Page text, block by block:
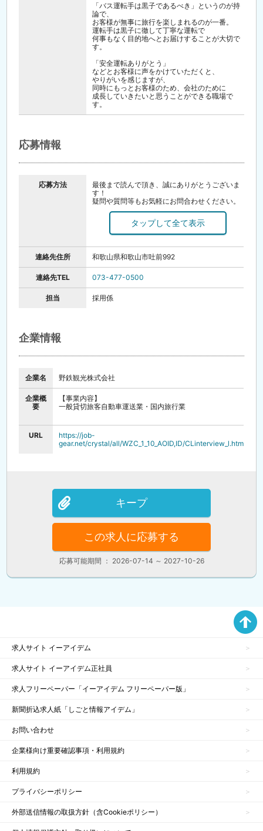
「バス運転手は黒子であるべき」というのが持
論で、
お客様が無事に旅行を楽しまれるのが一番。
運転手は黒子に徹して丁寧な運転で
何事もなく目的地へとお届けすることが大切で
す。
「安全運転ありがとう」
などとお客様に声をかけていただくと、
やりがいを感じますが、
同時にもっとお客様のため、会社のために
成長していきたいと思うことができる職場で
す。
応募情報
応募方法
最後まで読んで頂き、誠にありがとうございま
す！
疑問や質問等もお気軽にお問合わせください。
【WEB応募】24時間受付中
［応募する］ボタンよりご応募ください。
折り返し採用担当よりご連絡します。
電話での応募も歓迎です。
お気軽にお問い合わせください。
（現在お勤め中の方もご相談ください）
連絡先住所 和歌山県和歌山市吐前992
連絡先TEL 073-477-0500
担当 採用係
企業情報
企業名 野鉄観光株式会社
企業概
要
【事業内容】
一般貸切旅客自動車運送業・国内旅行業
URL
https://job-
gear.net/crystal/all/WZC_1_10_AOID,ID/CLinterview_l.htm
キープ
この求人に応募する
応募可能期間 ： 2026-07-14 ～ 2027-10-26
求人サイト イーアイデム
求人サイト イーアイデム正社員
求人フリーペーパー「イーアイデム フリーペーパー版」
新聞折込求人紙「しごと情報アイデム」
お問い合わせ
企業様向け重要確認事項・利用規約
利用規約
プライバシーポリシー
外部送信情報の取扱方針（含Cookieポリシー）